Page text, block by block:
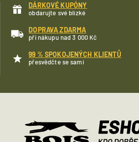
DÁRKOVÉ KUPÓNY
obdarujte své blízké
DOPRAVA ZDARMA
při nákupu nad 3 000 Kč
99 % SPOKOJENÝCH KLIENTŮ
přesvědčte se sami